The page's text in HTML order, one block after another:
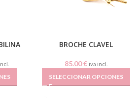
BROCHE CLAVEL
85.00€ iva incl.
SELECCIONAR OPCIONES